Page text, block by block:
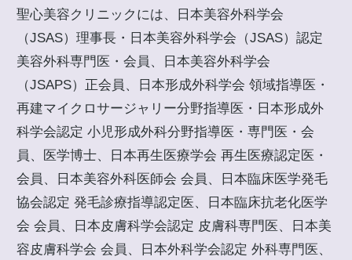
聖心美容クリニックには、日本美容外科学会
（JSAS）理事長・日本美容外科学会（JSAS）認定
美容外科専門医・会員、日本美容外科学会
（JSAPS）正会員、日本形成外科学会 領域指導医・
再建マイクロサージャリー分野指導医・日本形成外
科学会認定 小児形成外科分野指導医・専門医・会
員、医学博士、日本再生医療学会 再生医療認定医・
会員、日本美容外科医師会 会員、日本臨床医学発毛
協会認定 発毛診療指導認定医、日本臨床抗老化医学
会 会員、日本皮膚科学会認定 皮膚科専門医、日本美
容皮膚科学会 会員、日本外科学会認定 外科専門医、